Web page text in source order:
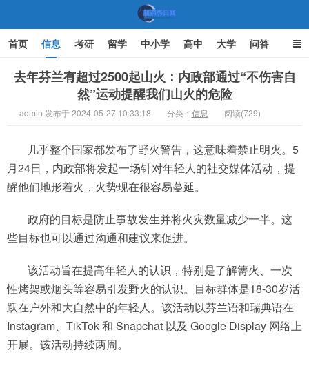
机遇教育网
首页 信息 考研 留学 中小学 高中 大学 问答
文化 家庭教育
去年芬兰有超过2500起山火：内政部通过“不伤害自
然”运动提醒我们山火的危险
admin 发布于 2024-05-27 10:33:18 分类： 信息 阅读(729)
几乎整个国家都发布了野火警告，这意味着禁止明火。5
月24日，内政部将发起一场针对年轻人的社交媒体活动，提
醒他们地形着火，火势现在很容易蔓延。
政府的目标是防止事故发生并将火灾数量减少一半。这
些目标也可以通过沟通和建议来促进。
该活动旨在提高年轻人的认识，特别是了解篝火、一次
性烤架或烟头等容易引发野火的认识。目标群体是18-30岁活
跃在户外和大自然中的年轻人。该活动以芬兰语和瑞典语在
Instagram、TikTok 和 Snapchat 以及 Google Display 网络上
开展。该活动持续两周。